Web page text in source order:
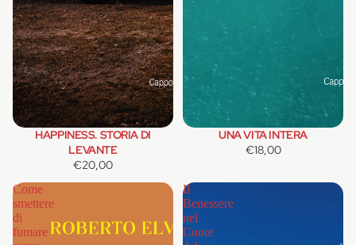
HAPPINESS. STORIA DI
LEVANTE
€20,00
UNA VITA INTERA
€18,00
Come
smettere
di
fumare
Il
Benessere
nel
Cuore